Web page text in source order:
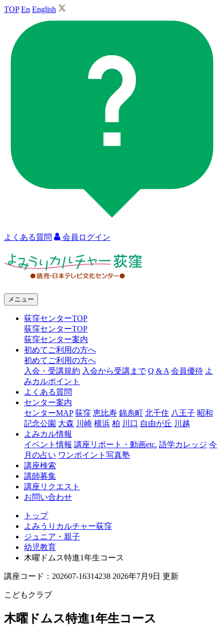
TOP En English
よくある質問 会員ログイン
ャ
窪
メニュー
荻窪センターTOP
荻窪センターTOP
荻窪センター案内
初めてご利用の方へ
初めてご利用の方へ
入会・受講規約 入会から受講まで Q & A 会員優待 よ
みカルポイント
よくある質問
センター案内
センターMAP 荻窪 恵比寿 錦糸町 北千住 八王子 昭和
記念公園 大森 川崎 横浜 柏 川口 自由が丘 川越
よみカル情報
イベント情報 講座リポート・動画etc. 語学カレッジ 今
月の占い ワンポイント写真塾
講座検索
講師募集
講座リクエスト
お問い合わせ
トップ
よみうりカルチャー荻窪
ジュニア・親子
幼児教育
木曜ドムス特進1年生コース
講座コード：202607-16314238 2026年7月9日 更新
こどもクラブ
木曜ドムス特進1年生コース